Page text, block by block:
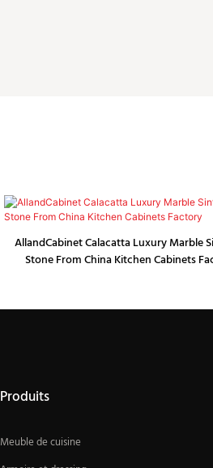
AllandCabinet Calacatta Luxury Marble
Stone From China Kitchen Cabinets
Produits
Meuble de cuisine